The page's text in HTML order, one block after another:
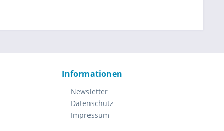
Informationen
Newsletter
Datenschutz
Impressum